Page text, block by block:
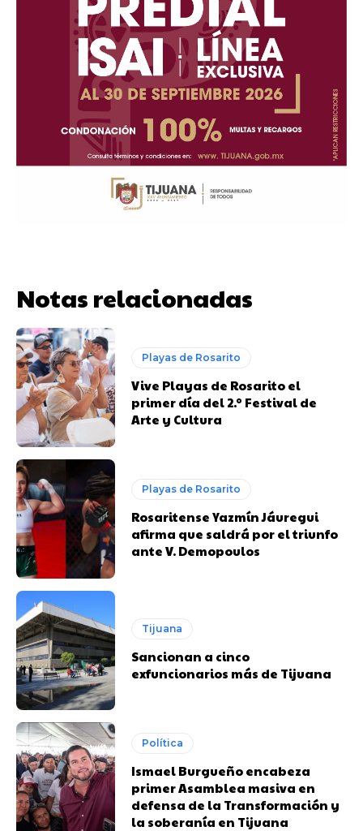
Notas relacionadas
Playas de Rosarito
Vive Playas de Rosarito el
primer día del 2.º Festival de
Arte y Cultura
Playas de Rosarito
Rosaritense Yazmín Jáuregui
afirma que saldrá por el triunfo
ante V. Demopoulos
Tijuana
Sancionan a cinco
exfuncionarios más de Tijuana
Política
Ismael Burgueño encabeza
primer Asamblea masiva en
defensa de la Transformación y
la soberanía en Tijuana